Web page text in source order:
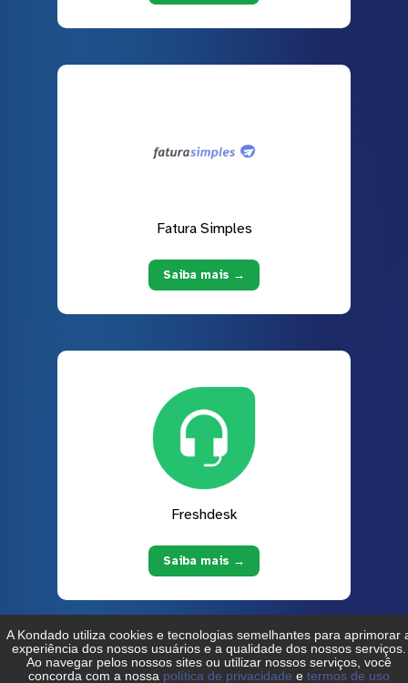
Fatura Simples
Saiba mais →
Freshdesk
Saiba mais →